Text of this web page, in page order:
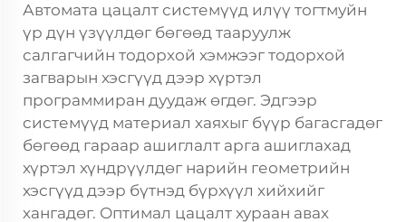
Автомата цацалт системүүд илүү тогтмуйн
үр дүн үзүүлдөг бөгөөд тааруулж
салгагчийн тодорхой хэмжээг тодорхой
загварын хэсгүүд дээр хүртэл
программиран дуудаж өгдөг. Эдгээр
системүүд материал хаяхыг бүүр багасгадөг
бөгөөд гараар ашиглалт арга ашиглахад
хүртэл хүндрүүлдөг нарийн геометрийн
хэсгүүд дээр бүтнэд бүрхүүл хийхийг
хангадөг. Оптимал цацалт хураан авах